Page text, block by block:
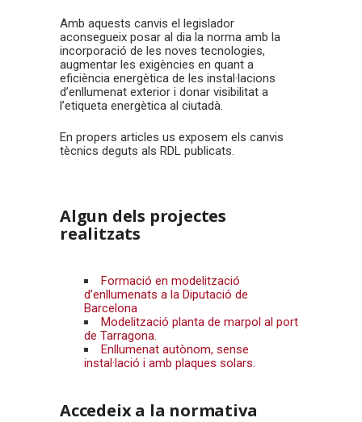
Amb aquests canvis el legislador
aconsegueix posar al dia la norma amb la
incorporació de les noves tecnologies,
augmentar les exigències en quant a
eficiència energètica de les instal·lacions
d’enllumenat exterior i donar visibilitat a
l’etiqueta energètica al ciutadà.
En propers articles us exposem els canvis
tècnics deguts als RDL publicats.
Algun dels projectes
realitzats
Formació en modelització
d’enllumenats a la Diputació de
Barcelona
Modelització planta de marpol al port
de Tarragona.
Enllumenat autònom, sense
instal·lació i amb plaques solars.
Accedeix a la normativa